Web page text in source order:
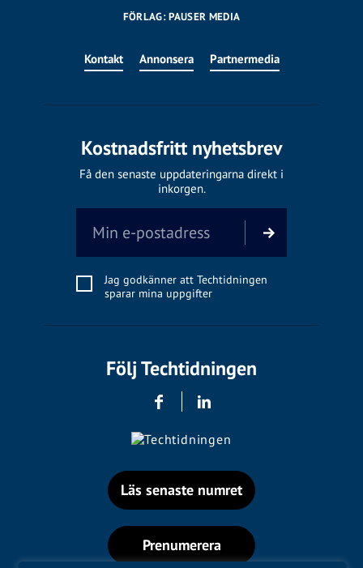
FÖRLAG: PAUSER MEDIA
Kontakt Annonsera Partnermedia
Kostnadsfritt nyhetsbrev
Få den senaste uppdateringarna direkt i
inkorgen.
Jag godkänner att Techtidningen
sparar mina uppgifter
Följ Techtidningen
Läs senaste numret
Prenumerera